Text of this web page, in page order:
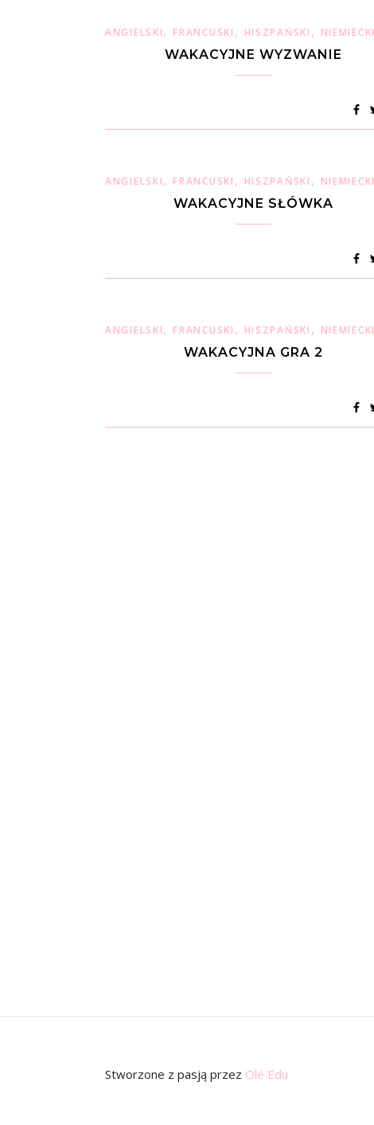
ANGIELSKI, FRANCUSKI , HISZPAŃSKI , NIEMIECKI
WAKACYJNE WYZWANIE
ANGIELSKI, FRANCUSKI , HISZPAŃSKI , NIEMIECKI
WAKACYJNE SŁÓWKA
ANGIELSKI, FRANCUSKI , HISZPAŃSKI , NIEMIECKI
WAKACYJNA GRA 2
Stworzone z pasją przez Olé Edu